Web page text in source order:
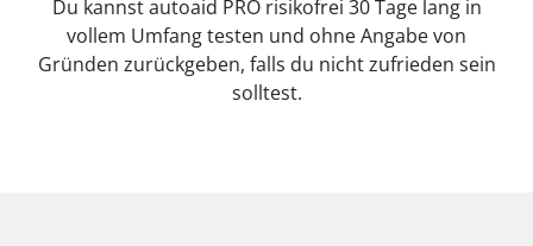
Du kannst autoaid PRO risikofrei 30 Tage lang in
vollem Umfang testen und ohne Angabe von
Gründen zurückgeben, falls du nicht zufrieden sein
solltest.